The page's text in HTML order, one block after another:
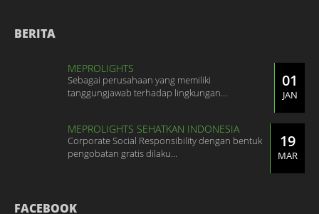
BERITA
01
JAN
MEPROLIGHTS
Sebagai perusahaan yang memiliki
tanggungjawab terhadap lingkungan...
19
MAR
MEPROLIGHTS SEHATKAN INDONESIA
Corporate Social Responsibility dengan bentuk
pengobatan gratis dilaku...
FACEBOOK